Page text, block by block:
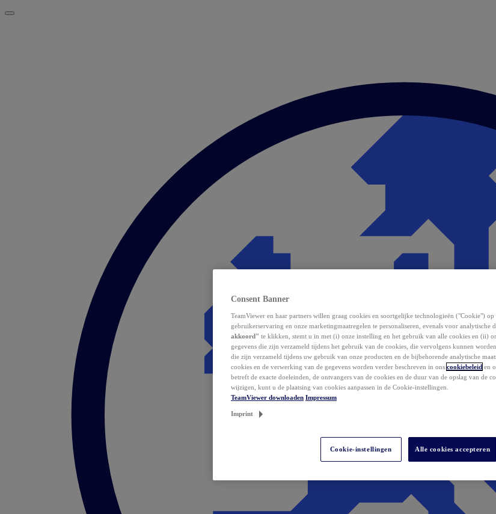
Consent Banner
TeamViewer en haar partners willen graag cookies en soortgelijke technologieën ("Cookie") op
gebruikerservaring en onze marketingmaatregelen te personaliseren, evenals voor analytische
akkoord" te klikken, stemt u in met (i) onze instelling en het gebruik van alle cookies en (ii)
gegevens die zijn verzameld tijdens het gebruik van de cookies, die vervolgens kunnen
die zijn verzameld tijdens uw gebruik van onze producten en de bijbehorende analytische
cookies en de verwerking van de gegevens worden verder beschreven in ons cookiebeleid en
betreft de exacte doeleinden, de ontvangers van de cookies en de duur van de opslag van de
wijzigen, kunt u de plaatsing van cookies aanpassen in de Cookie-instellingen.
TeamViewer downloaden Impressum
Imprint
Cookie-instellingen Alle cookies accepteren